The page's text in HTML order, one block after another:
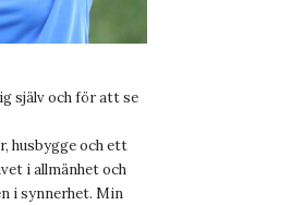
själv och för att se
husbygge och ett
i allmänhet och
i synnerhet. Min